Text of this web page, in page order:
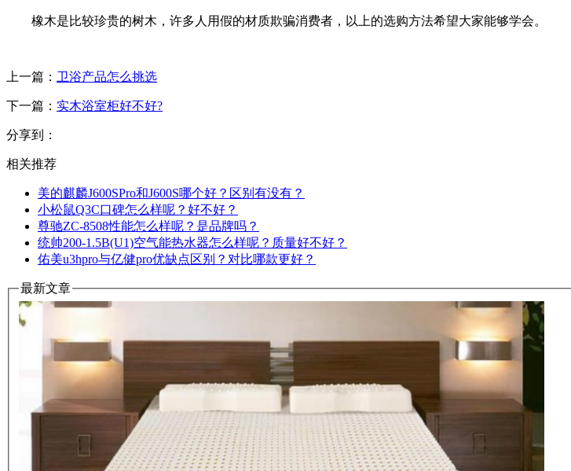
橡木是比较珍贵的树木，许多人用假的材质欺骗消费者，以上的选购方法希望大家能够学会。
上一篇： 卫浴产品怎么挑选
下一篇： 实木浴室柜好不好?
分享到：
相关推荐
美的麒麟J600SPro和J600S哪个好？区别有没有？
小松鼠Q3C口碑怎么样呢？好不好？
尊驰ZC-8508性能怎么样呢？是品牌吗？
统帅200-1.5B(U1)空气能热水器怎么样呢？质量好不好？
佑美u3hpro与亿健pro优缺点区别？对比哪款更好？
最新文章